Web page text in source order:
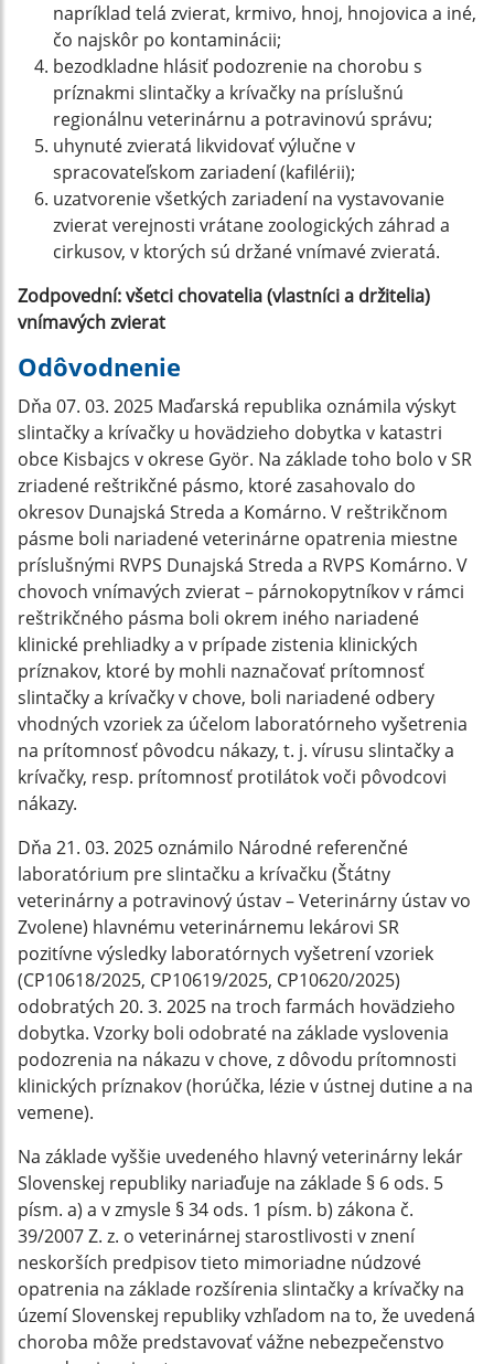
napríklad telá zvierat, krmivo, hnoj, hnojovica a iné,
čo najskôr po kontaminácii;
bezodkladne hlásiť podozrenie na chorobu s
príznakmi slintačky a krívačky na príslušnú
regionálnu veterinárnu a potravinovú správu;
uhynuté zvieratá likvidovať výlučne v
spracovateľskom zariadení (kafilérii);
uzatvorenie všetkých zariadení na vystavovanie
zvierat verejnosti vrátane zoologických záhrad a
cirkusov, v ktorých sú držané vnímavé zvieratá.
Zodpovední: všetci chovatelia (vlastníci a držitelia)
vnímavých zvierat
Odôvodnenie
Dňa 07. 03. 2025 Maďarská republika oznámila výskyt
slintačky a krívačky u hovädzieho dobytka v katastri
obce Kisbajcs v okrese Györ. Na základe toho bolo v SR
zriadené reštrikčné pásmo, ktoré zasahovalo do
okresov Dunajská Streda a Komárno. V reštrikčnom
pásme boli nariadené veterinárne opatrenia miestne
príslušnými RVPS Dunajská Streda a RVPS Komárno. V
chovoch vnímavých zvierat – párnokopytníkov v rámci
reštrikčného pásma boli okrem iného nariadené
klinické prehliadky a v prípade zistenia klinických
príznakov, ktoré by mohli naznačovať prítomnosť
slintačky a krívačky v chove, boli nariadené odbery
vhodných vzoriek za účelom laboratórneho vyšetrenia
na prítomnosť pôvodcu nákazy, t. j. vírusu slintačky a
krívačky, resp. prítomnosť protilátok voči pôvodcovi
nákazy.
Dňa 21. 03. 2025 oznámilo Národné referenčné
laboratórium pre slintačku a krívačku (Štátny
veterinárny a potravinový ústav – Veterinárny ústav vo
Zvolene) hlavnému veterinárnemu lekárovi SR
pozitívne výsledky laboratórnych vyšetrení vzoriek
(CP10618/2025, CP10619/2025, CP10620/2025)
odobratých 20. 3. 2025 na troch farmách hovädzieho
dobytka. Vzorky boli odobraté na základe vyslovenia
podozrenia na nákazu v chove, z dôvodu prítomnosti
klinických príznakov (horúčka, lézie v ústnej dutine a na
vemene).
Na základe vyššie uvedeného hlavný veterinárny lekár
Slovenskej republiky nariaďuje na základe § 6 ods. 5
písm. a) a v zmysle § 34 ods. 1 písm. b) zákona č.
39/2007 Z. z. o veterinárnej starostlivosti v znení
neskorších predpisov tieto mimoriadne núdzové
opatrenia na základe rozšírenia slintačky a krívačky na
území Slovenskej republiky vzhľadom na to, že uvedená
choroba môže predstavovať vážne nebezpečenstvo